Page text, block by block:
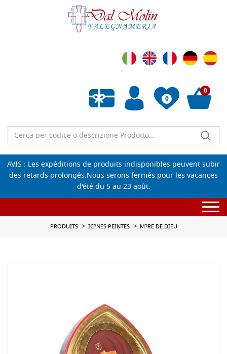
0
Liste de souhaits vide
0
AVIS : Les expéditions de produits indisponibles peuvent subir
des retards prolongés.Nous serons fermés pour les vacances
d'été du 5 au 23 août.
PRODUITS IC?NES PEINTES M?RE DE DIEU